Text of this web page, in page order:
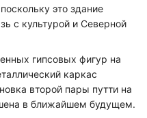
это здание
с культурой и Северной
гипсовых фигур на
каркас
второй пары путти на
в ближайшем будущем.